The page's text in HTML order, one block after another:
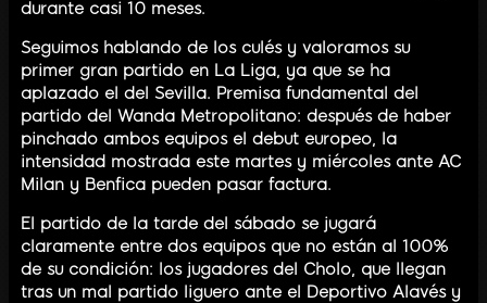
durante casi 10 meses.
Seguimos hablando de los culés y valoramos su
primer gran partido en La Liga, ya que se ha
aplazado el del Sevilla. Premisa fundamental del
partido del Wanda Metropolitano: después de haber
pinchado ambos equipos el debut europeo, la
intensidad mostrada este martes y miércoles ante AC
Milan y Benfica pueden pasar factura.
El partido de la tarde del sábado se jugará
claramente entre dos equipos que no están al 100%
de su condición: los jugadores del Cholo, que llegan
tras un mal partido liguero ante el Deportivo Alavés y